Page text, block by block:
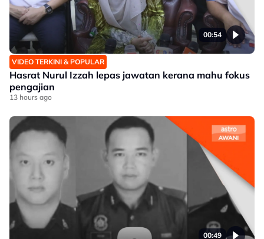
00:54
VIDEO TERKINI & POPULAR
Hasrat Nurul Izzah lepas jawatan kerana mahu fokus
pengajian
13 hours ago
00:49